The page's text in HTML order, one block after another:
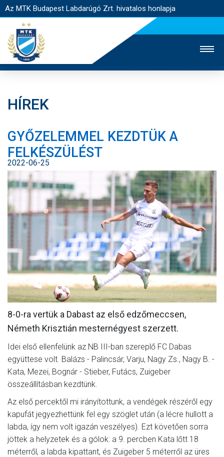
Az MTK Budapest Labdarúgó Zrt. hivatalos honlapja
JEGYÉRTÉKESÍTÉS
WEBSHOP
STADION
EGYESÜLET
NYITÓLAP
HÍREK
CSAPATOK
MÉRKŐZÉSEK
KLUB
GALÉRIA
SZURKOLÓI ÉLMÉNYEK
AKKREDITÁCIÓ
HÍREK
GYŐZELEMMEL KEZDTÜK A
FELKÉSZÜLÉST
2022-06-25
8-0-ra vertük a Dabast az első edzőmeccsen,
Németh Krisztián mesternégyest szerzett.
Idei első ellenfelünk az NB III-ban szereplő FC Dabas
együttese volt. Balázs - Palincsár, Varju, Nagy Zs., Nagy B. -
Kata, Mezei, Bognár - Stieber, Futács, Zuigeber
összeállításban kezdtünk.
Az első percektől mi irányítottunk, a vendégek részéről egy
kapufát jegyezhettünk fel egy szöglet után (a lécre hullott a
labda, így nem volt igazán veszélyes). Ezt követően sorra
jöttek a helyzetek és a gólok: a 9. percben Kata lőtt 18
méterről, a labda kipattant, és Zuigeber 5 méterről az üres